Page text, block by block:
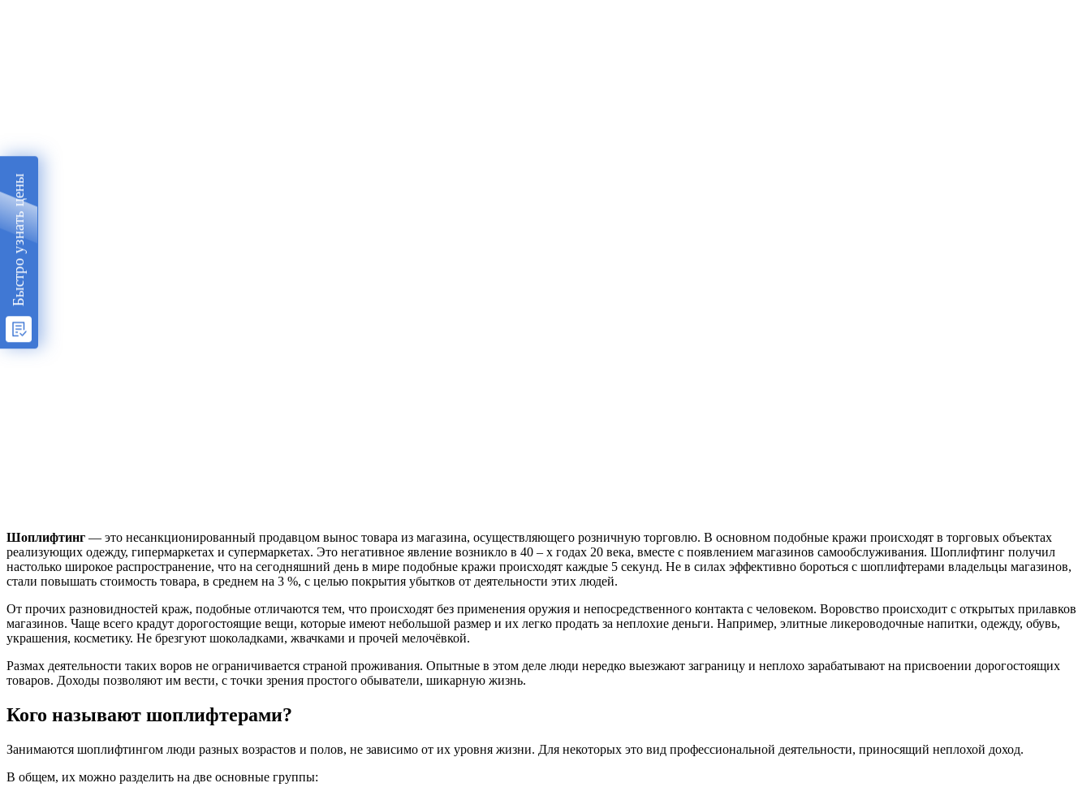
Шоплифтинг — это несанкционированный продавцом вынос товара из магазина, осуществляющего розничную торговлю. В основном подобные кражи происходят в торговых объектах
реализующих одежду, гипермаркетах и супермаркетах. Это негативное явление возникло в 40 – х годах 20 века, вместе с появлением магазинов самообслуживания. Шоплифтинг получил
настолько широкое распространение, что на сегодняшний день в мире подобные кражи происходят каждые 5 секунд. Не в силах эффективно бороться с шоплифтерами владельцы магазинов,
стали повышать стоимость товара, в среднем на 3 %, с целью покрытия убытков от деятельности этих людей.
От прочих разновидностей краж, подобные отличаются тем, что происходят без применения оружия и непосредственного контакта с человеком. Воровство происходит с открытых прилавков
магазинов. Чаще всего крадут дорогостоящие вещи, которые имеют небольшой размер и их легко продать за неплохие деньги. Например, элитные ликероводочные напитки, одежду, обувь,
украшения, косметику. Не брезгуют шоколадками, жвачками и прочей мелочёвкой.
Размах деятельности таких воров не ограничивается страной проживания. Опытные в этом деле люди нередко выезжают заграницу и неплохо зарабатывают на присвоении дорогостоящих
товаров. Доходы позволяют им вести, с точки зрения простого обыватели, шикарную жизнь.
Кого называют шоплифтерами?
Занимаются шоплифтингом люди разных возрастов и полов, не зависимо от их уровня жизни. Для некоторых это вид профессиональной деятельности, приносящий неплохой доход.
В общем, их можно разделить на две основные группы:
Быстро узнать цены